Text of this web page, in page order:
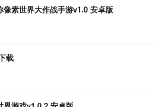
素世界大作战手游v1.0 安卓版
载